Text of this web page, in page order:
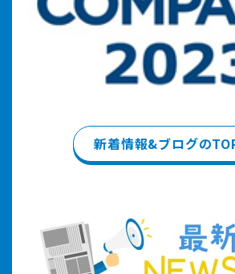
新着情報&ブログの